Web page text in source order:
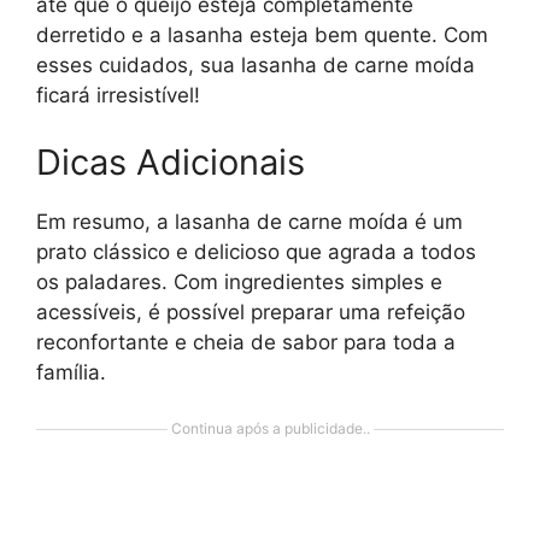
até que o queijo esteja completamente
derretido e a lasanha esteja bem quente. Com
esses cuidados, sua lasanha de carne moída
ficará irresistível!
Dicas Adicionais
Em resumo, a lasanha de carne moída é um
prato clássico e delicioso que agrada a todos
os paladares. Com ingredientes simples e
acessíveis, é possível preparar uma refeição
reconfortante e cheia de sabor para toda a
família.
Continua após a publicidade..